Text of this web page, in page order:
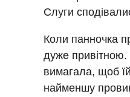
Слуги
Коли панночка
дуже
вимагала, щоб
найменшу